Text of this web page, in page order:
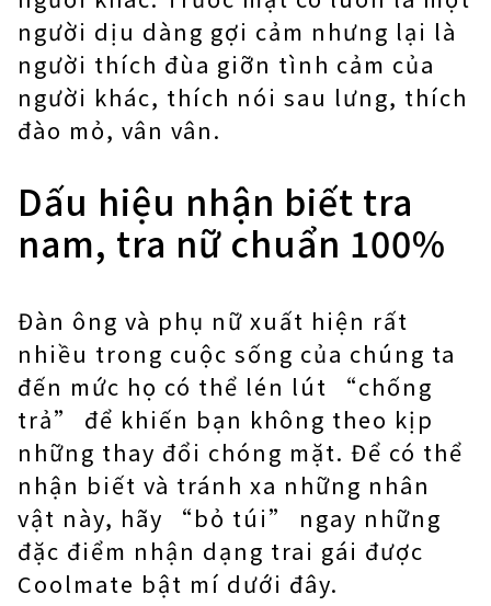
người dịu dàng gợi cảm nhưng lại là
người thích đùa giỡn tình cảm của
người khác, thích nói sau lưng, thích
đào mỏ, vân vân.
Dấu hiệu nhận biết tra
nam, tra nữ chuẩn 100%
Đàn ông và phụ nữ xuất hiện rất
nhiều trong cuộc sống của chúng ta
đến mức họ có thể lén lút “chống
trả” để khiến bạn không theo kịp
những thay đổi chóng mặt. Để có thể
nhận biết và tránh xa những nhân
vật này, hãy “bỏ túi” ngay những
đặc điểm nhận dạng trai gái được
Coolmate bật mí dưới đây.